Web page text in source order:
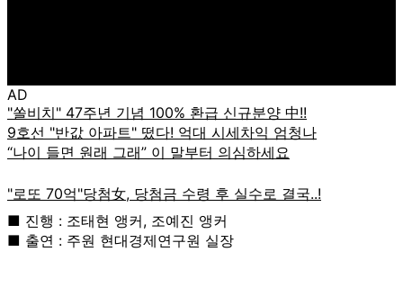
AD
■ 진행 : 조태현 앵커, 조예진 앵커
■ 출연 : 주원 현대경제연구원 실장